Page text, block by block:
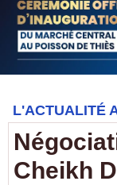
L'ACTUALITÉ
Cheikh